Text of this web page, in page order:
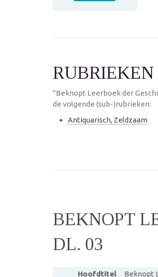
RUBRIEKEN
"Beknopt Leerboek der
de volgende (sub-)rubrieken:
Antiquarisch, Zeldzaam
BEKNOPT
DL. 03
Hoofdtitel
Beknopt